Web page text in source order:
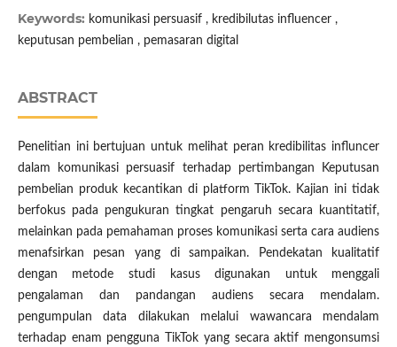
Keywords: komunikasi persuasif , kredibilutas influencer ,
keputusan pembelian , pemasaran digital
ABSTRACT
Penelitian ini bertujuan untuk melihat peran kredibilitas influncer
dalam komunikasi persuasif terhadap pertimbangan Keputusan
pembelian produk kecantikan di platform TikTok. Kajian ini tidak
berfokus pada pengukuran tingkat pengaruh secara kuantitatif,
melainkan pada pemahaman proses komunikasi serta cara audiens
menafsirkan pesan yang di sampaikan. Pendekatan kualitatif
dengan metode studi kasus digunakan untuk menggali
pengalaman dan pandangan audiens secara mendalam.
pengumpulan data dilakukan melalui wawancara mendalam
terhadap enam pengguna TikTok yang secara aktif mengonsumsi